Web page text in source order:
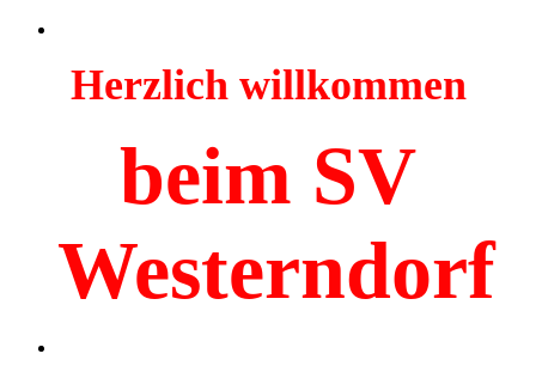
Herzlich willkommen
beim SV
Westerndorf